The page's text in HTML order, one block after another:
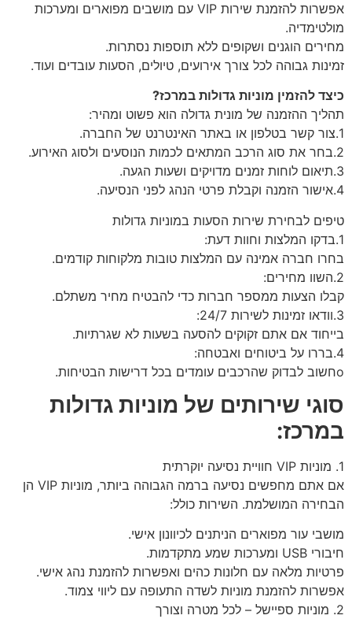
אפשרות להזמנת שירות VIP עם מושבים מפוארים ומערכות
מולטימדיה.
מחירים הוגנים ושקופים ללא תוספות נסתרות.
זמינות גבוהה לכל צורך אירועים, טיולים, הסעות עובדים ועוד.
כיצד להזמין מוניות גדולות במרכז?
תהליך ההזמנה של מונית גדולה הוא פשוט ומהיר:
1.צור קשר בטלפון או באתר האינטרנט של החברה.
2.בחר את סוג הרכב המתאים לכמות הנוסעים ולסוג האירוע.
3.תיאום לוחות זמנים מדויקים ושעות הגעה.
4.אישור הזמנה וקבלת פרטי הנהג לפני הנסיעה.
טיפים לבחירת שירות הסעות במוניות גדולות
1.בדקו המלצות וחוות דעת:
בחרו חברה אמינה עם המלצות טובות מלקוחות קודמים.
2.השוו מחירים:
קבלו הצעות ממספר חברות כדי להבטיח מחיר משתלם.
3.וודאו זמינות לשירות 24/7:
בייחוד אם אתם זקוקים להסעה בשעות לא שגרתיות.
4.בררו על ביטוחים ואבטחה:
oחשוב לבדוק שהרכבים עומדים בכל דרישות הבטיחות.
סוגי שירותים של מוניות גדולות
במרכז:
1. מוניות VIP חוויית נסיעה יוקרתית
אם אתם מחפשים נסיעה ברמה הגבוהה ביותר, מוניות VIP הן
הבחירה המושלמת. השירות כולל:
מושבי עור מפוארים הניתנים לכיוונון אישי.
חיבורי USB ומערכות שמע מתקדמות.
פרטיות מלאה עם חלונות כהים ואפשרות להזמנת נהג אישי.
אפשרות להזמנת מוניות לשדה התעופה עם ליווי צמוד.
2. מוניות ספיישל – לכל מטרה וצורך